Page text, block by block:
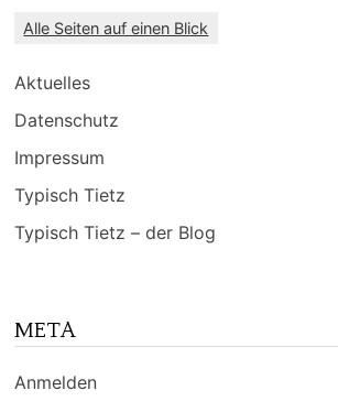
Alle Seiten auf einen Blick
Aktuelles
Datenschutz
Impressum
Typisch Tietz
Typisch Tietz – der Blog
META
Anmelden